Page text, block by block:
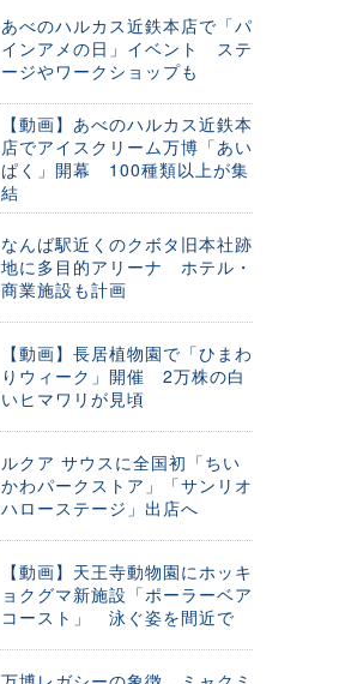
あべのハルカス近鉄本店で「パ
インアメの日」イベント ステ
ージやワークショップも
【動画】あべのハルカス近鉄本
店でアイスクリーム万博「あい
ぱく」開幕 100種類以上が集
結
なんば駅近くのクボタ旧本社跡
地に多目的アリーナ ホテル・
商業施設も計画
【動画】長居植物園で「ひまわ
りウィーク」開催 2万株の白
いヒマワリが見頃
ルクア サウスに全国初「ちい
かわパークストア」「サンリオ
ハローステージ」出店へ
【動画】天王寺動物園にホッキ
ョクグマ新施設「ポーラーベア
コースト」 泳ぐ姿を間近で